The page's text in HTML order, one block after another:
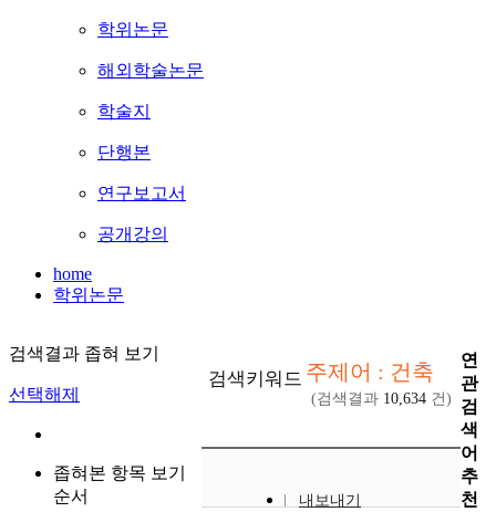
학위논문
해외학술논문
학술지
단행본
연구보고서
공개강의
home
학위논문
검색결과 좁혀 보기
선택해제
좁혀본 항목 보기
순서
검색키워드 주제어 : 건축
(검색결과 10,634 건)
내보내기
연
관
검
색
어
추
천